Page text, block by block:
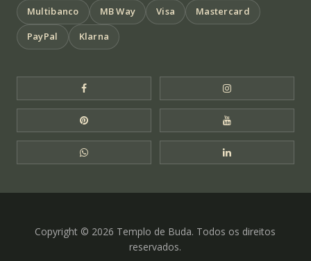
Multibanco MB Way Visa
Mastercard
PayPal
Klarna
Facebook Templo de Buda Instagram
Pinterest Templo de Buda YouTube Templo
WhatsApp Templo de Buda LinkedIn Templo
Copyright © 2026 Templo de Buda. Todos os direitos
reservados.